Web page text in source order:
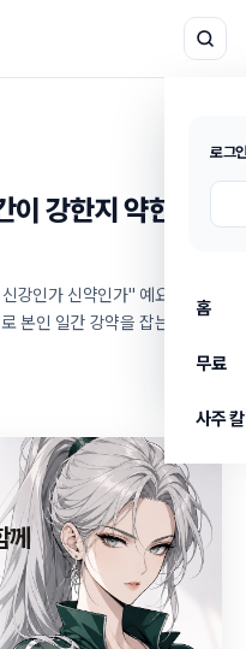
로그
홈
무료
사주
강한지 약한지
강인가 신약인가" 예요.
로 본인 일간 강약을 잡는 법을
께